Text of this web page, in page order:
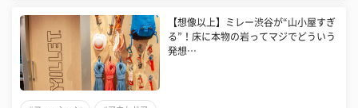
【想像以上】ミレー渋谷が“山小屋すぎ
る”！床に本物の岩ってマジでどういう
発想…